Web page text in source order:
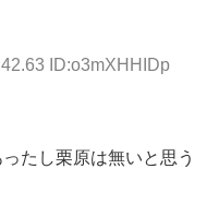
ID:o3mXHHIDp
たし栗原は無いと思う